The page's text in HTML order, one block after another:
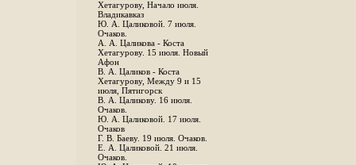
Хетагурову, Начало июля.
Владикавказ
Ю. А. Цаликовой. 7 июля.
Очаков.
А. А. Цаликова - Коста
Хетагурову. 15 июля. Новый
Афон
В. А. Цаликов - Коста
Хетагурову, Между 9 и 15
июля, Пятигорск
В. А. Цаликову. 16 июля.
Очаков.
Ю. А. Цаликовой. 17 июля.
Очаков
Г. В. Баеву. 19 июля. Очаков.
Е. А. Цаликовой. 21 июля.
Очаков.